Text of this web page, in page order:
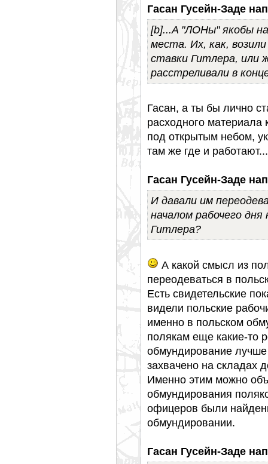
Гасан Гусейн-Заде
[b]...A "ЛОНы" якобы
места. Их, как,
ставки Гитлера, или
расстреливали в
Гасан, а ты бы лично
расходного
под открытым небом,
там же где и работают...
Гасан Гусейн-Заде
И давали им
началом рабочего
Гитлера?
А какой смысл из
переодеваться в
Есть свидетельские
видели польские
именно в польском
полякам еще какие-то
обмундирование
захвачено на складах
Именно этим можно
обмундирования
офицеров были
обмундировании.
Гасан Гусейн-Заде